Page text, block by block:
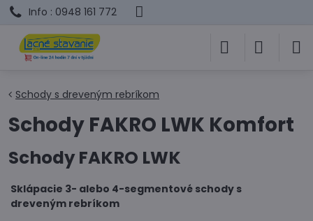
Info : 0948 161 772
Schody s dreveným rebríkom
Schody FAKRO LWK Komfort
Schody FAKRO LWK
Sklápacie 3- alebo 4-segmentové schody s
dreveným rebríkom